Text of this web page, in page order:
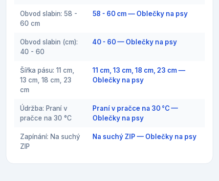
Obvod slabin: 58 -
60 cm
58 - 60 cm — Oblečky na psy
Obvod slabin (cm):
40 - 60
40 - 60 — Oblečky na psy
Šířka pásu: 11 cm,
13 cm, 18 cm, 23
cm
11 cm, 13 cm, 18 cm, 23 cm —
Oblečky na psy
Údržba: Praní v
pračce na 30 °C
Praní v pračce na 30 °C —
Oblečky na psy
Zapínání: Na suchý
ZIP
Na suchý ZIP — Oblečky na psy